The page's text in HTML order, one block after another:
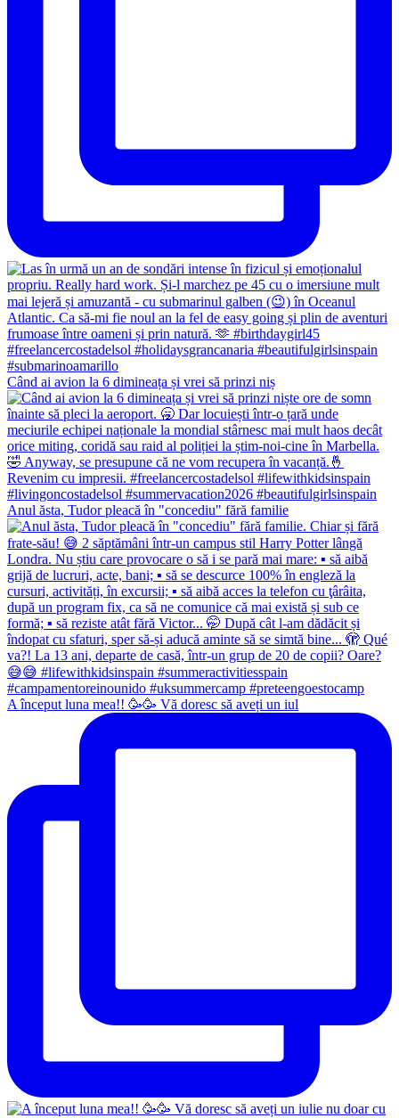
Când ai avion la 6 dimineața și vrei să prinzi niș
Anul ăsta, Tudor pleacă în "concediu" fără familie
A început luna mea!! 🥳🥳 Vă doresc să aveți un iul